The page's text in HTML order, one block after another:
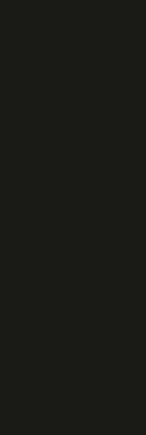
virar, eu quero ser
Atlético-MG x
virada AO VIVO e
vamos fazer
para isso